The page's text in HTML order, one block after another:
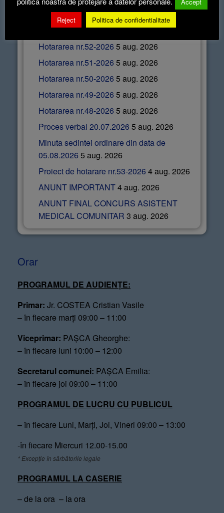
Articole recente
Hotararea nr.52-2026 5 aug. 2026
Hotararea nr.51-2026 5 aug. 2026
Hotararea nr.50-2026 5 aug. 2026
Hotararea nr.49-2026 5 aug. 2026
Hotararea nr.48-2026 5 aug. 2026
Proces verbal 20.07.2026 5 aug. 2026
Minuta sedintei ordinare din data de
05.08.2026 5 aug. 2026
Proiect de hotarare nr.53-2026 4 aug. 2026
ANUNT IMPORTANT4 aug. 2026
ANUNT FINAL CONCURS ASISTENT
MEDICAL COMUNITAR 3 aug. 2026
Orar
PROGRAMUL DE AUDIENȚE:
Primar: Jr. COSTEA Cristian Vasile
– în fiecare marți 09:00 – 11:00
Viceprimar: PAȘCA Gheorghe:
– în fiecare luni 10:00 – 12:00
Secretarul comunei: PAȘCA Emilia:
– în fiecare joi 09:00 – 11:00
PROGRAMUL DE LUCRU CU PUBLICUL
– în fiecare Luni, Marți, Joi, Vineri 09:00 – 13:00
-în fiecare Miercuri 12.00-15.00
* Excepție în sărbătorile legale
PROGRAMUL LA CASERIE
– de la ora – la ora
Reject
Politica de confidentialitate